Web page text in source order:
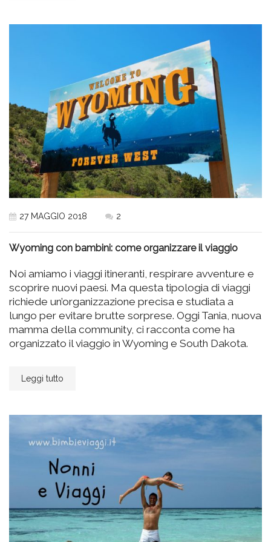
27 MAGGIO 2018 2
Wyoming con bambini: come organizzare il viaggio
Noi amiamo i viaggi itineranti, respirare avventure e
scoprire nuovi paesi. Ma questa tipologia di viaggi
richiede un’organizzazione precisa e studiata a
lungo per evitare brutte sorprese. Oggi Tania, nuova
mamma della community, ci racconta come ha
organizzato il viaggio in Wyoming e South Dakota.
Leggi tutto